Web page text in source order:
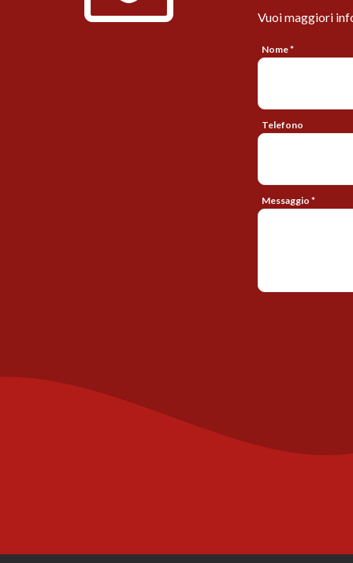
Vuoi maggiori
Nome *
Telefono
Messaggio *